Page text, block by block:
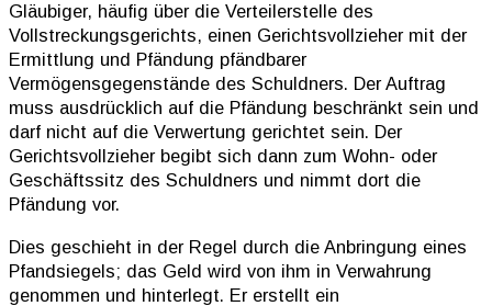
Gläubiger, häufig über die Verteilerstelle des
Vollstreckungsgerichts, einen Gerichtsvollzieher mit der
Ermittlung und Pfändung pfändbarer
Vermögensgegenstände des Schuldners. Der Auftrag
muss ausdrücklich auf die Pfändung beschränkt sein und
darf nicht auf die Verwertung gerichtet sein. Der
Gerichtsvollzieher begibt sich dann zum Wohn- oder
Geschäftssitz des Schuldners und nimmt dort die
Pfändung vor.
Dies geschieht in der Regel durch die Anbringung eines
Pfandsiegels; das Geld wird von ihm in Verwahrung
genommen und hinterlegt. Er erstellt ein